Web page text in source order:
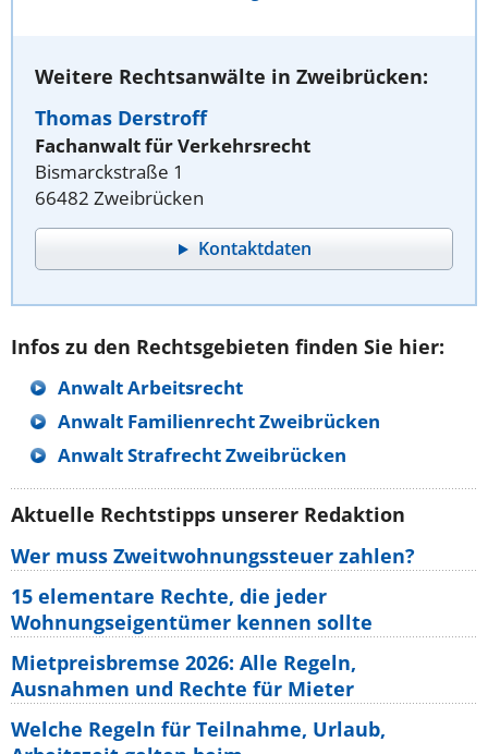
Weitere Rechtsanwälte in Zweibrücken:
Thomas Derstroff
Fachanwalt für Verkehrsrecht
Bismarckstraße 1
66482 Zweibrücken
Kontaktdaten
Infos zu den Rechtsgebieten finden Sie hier:
Anwalt Arbeitsrecht
Anwalt Familienrecht Zweibrücken
Anwalt Strafrecht Zweibrücken
Aktuelle Rechtstipps unserer Redaktion
Wer muss Zweitwohnungssteuer zahlen?
15 elementare Rechte, die jeder
Wohnungseigentümer kennen sollte
Mietpreisbremse 2026: Alle Regeln,
Ausnahmen und Rechte für Mieter
Welche Regeln für Teilnahme, Urlaub,